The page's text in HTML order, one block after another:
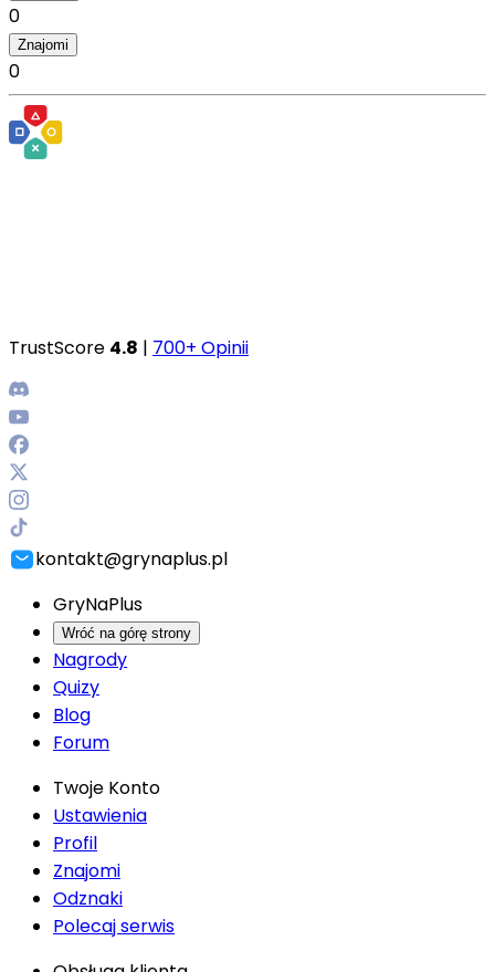
0
Znajomi
0
TrustScore 4.8 | 700+ Opinii
kontakt@grynaplus.pl
GryNaPlus
Wróć na górę strony
Nagrody
Quizy
Blog
Forum
Twoje Konto
Ustawienia
Profil
Znajomi
Odznaki
Polecaj serwis